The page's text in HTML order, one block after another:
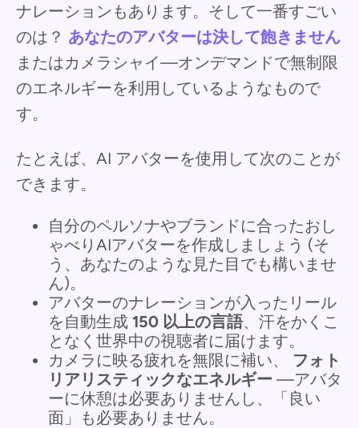
ナレーションもあります。そして一番すごい
のは？ あなたのアバターは決して飽きません
またはカメラシャイ—オンデマンドで無制限
のエネルギーを利用しているようなもので
す。
たとえば、AI アバターを使用して次のことが
できます。
自分のペルソナやブランドに合ったおし
ゃべりAIアバターを作成しましょう (そ
う、あなたのような見た目でも構いませ
ん)。
アバターのナレーションが入ったリール
を自動生成 150 以上の言語、汗をかくこ
となく世界中の視聴者に届けます。
カメラに映る疲れを無限に補い、 フォト
リアリスティックなエネルギー —アバタ
ーに休憩は必要ありませんし、「良い
面」も必要ありません。